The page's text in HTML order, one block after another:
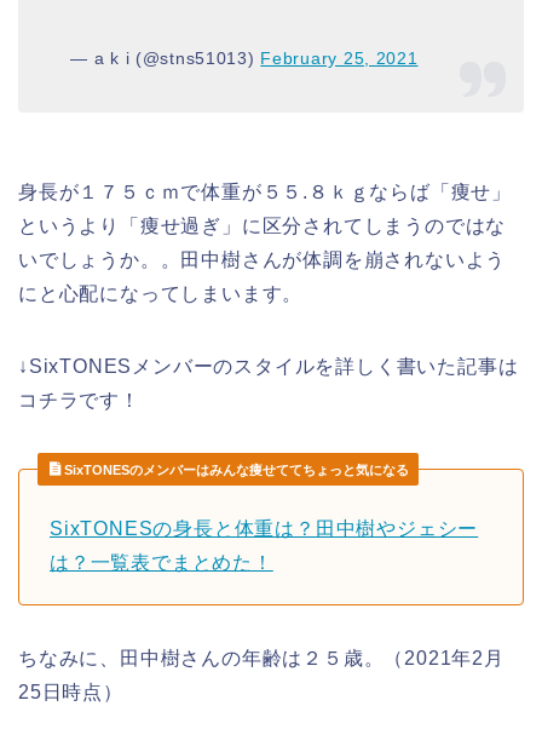
— a k i (@stns51013) February 25, 2021
身長が１７５ｃｍで体重が５５.８ｋｇならば「痩せ」
というより「痩せ過ぎ」に区分されてしまうのではな
いでしょうか。。田中樹さんが体調を崩されないよう
にと心配になってしまいます。
↓SixTONESメンバーのスタイルを詳しく書いた記事は
コチラです！
SixTONESのメンバーはみんな痩せててちょっと気になる
SixTONESの身長と体重は？田中樹やジェシー
は？一覧表でまとめた！
ちなみに、田中樹さんの年齢は２５歳。（2021年2月
25日時点）